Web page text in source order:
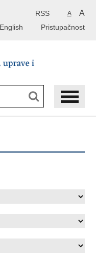
A A
RSS
Pristupačnost
English